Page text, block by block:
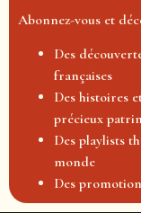
Abonnez-vous et
Des
françaises
Des histoires
précieux
Des playlists
monde
Des